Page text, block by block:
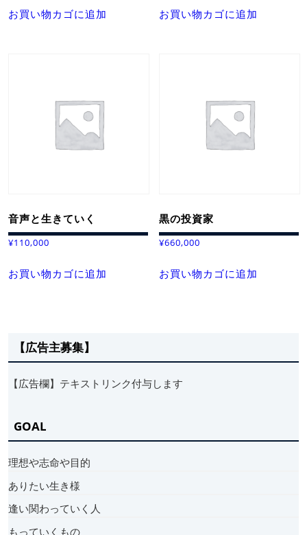
お買い物カゴに追加 お買い物カゴに追加
音声と生きていく
¥110,000
お買い物カゴに追加
黒の投資家
¥660,000
お買い物カゴに追加
【広告主募集】
【広告欄】テキストリンク付与します
GOAL
理想や志命や目的
ありたい生き様
逢い関わっていく人
もっていくもの